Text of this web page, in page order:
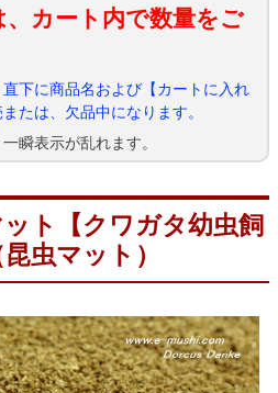
カート内で数量をご
直下に商品名および【カートに入れ
たは、欠品中になります。
瞬表示が乱れます。
ト【クワガタ幼虫飼
虫マット）